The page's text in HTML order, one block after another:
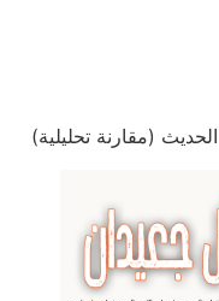
(مقارنة تحليلية)